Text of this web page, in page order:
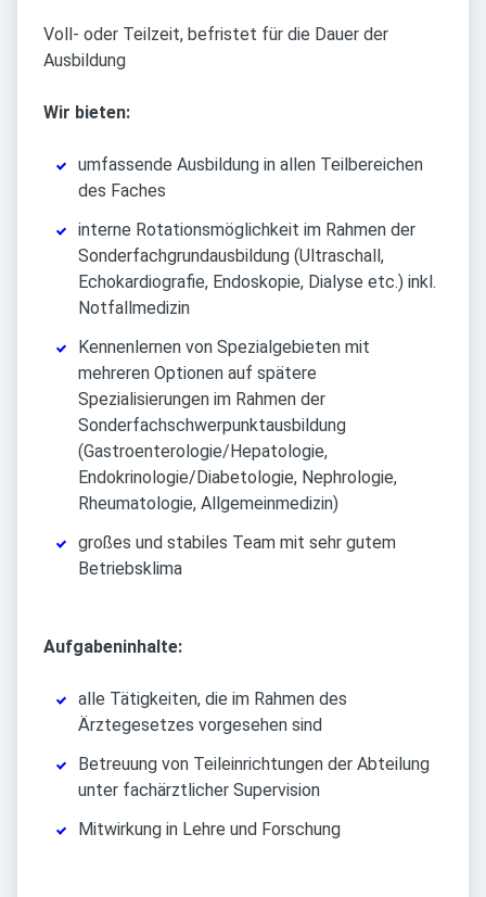
Voll- oder Teilzeit, befristet für die Dauer der
Ausbildung
Wir bieten:
umfassende Ausbildung in allen Teilbereichen
des Faches
interne Rotationsmöglichkeit im Rahmen der
Sonderfachgrundausbildung (Ultraschall,
Echokardiografie, Endoskopie, Dialyse etc.) inkl.
Notfallmedizin
Kennenlernen von Spezialgebieten mit
mehreren Optionen auf spätere
Spezialisierungen im Rahmen der
Sonderfachschwerpunktausbildung
(Gastroenterologie/Hepatologie,
Endokrinologie/Diabetologie, Nephrologie,
Rheumatologie, Allgemeinmedizin)
großes und stabiles Team mit sehr gutem
Betriebsklima
Aufgabeninhalte:
alle Tätigkeiten, die im Rahmen des
Ärztegesetzes vorgesehen sind
Betreuung von Teileinrichtungen der Abteilung
unter fachärztlicher Supervision
Mitwirkung in Lehre und Forschung